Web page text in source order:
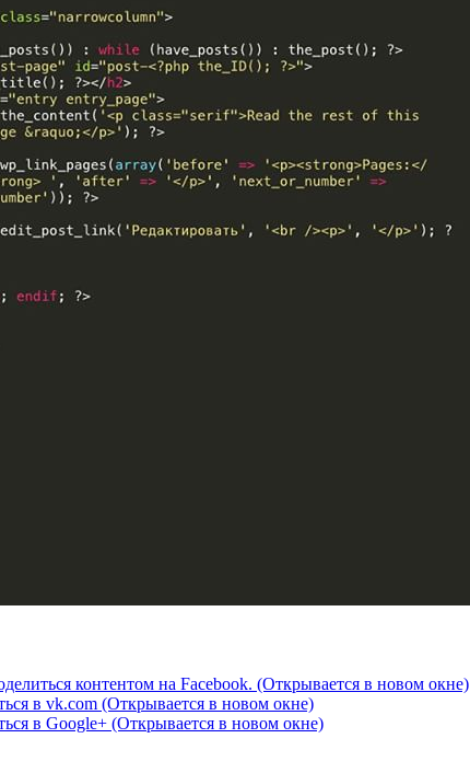
контентом на Facebook. (Открывается в новом окне)
в vk.com (Открывается в новом окне)
в Google+ (Открывается в новом окне)